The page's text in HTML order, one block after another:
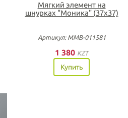
Мягкий элемент на
шнурках "Моника" (37х37)
Артикул: ММВ-011581
1 380 KZT
Купить